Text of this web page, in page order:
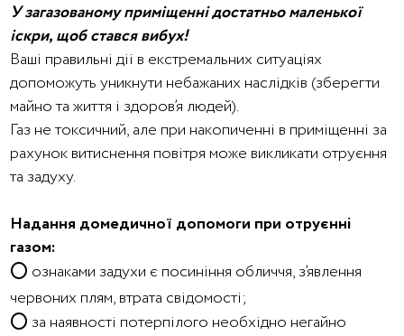
У загазованому приміщенні достатньо маленької
іскри, щоб стався вибух!
Ваші правильні дії в екстремальних ситуаціях
допоможуть уникнути небажаних наслідків (зберегти
майно та життя і здоров’я людей).
Газ не токсичний, але при накопиченні в приміщенні за
рахунок витиснення повітря може викликати отруєння
та задуху.
Надання домедичної допомоги при отруєнні
газом:
⭕ ознаками задухи є посиніння обличчя, з’явлення
червоних плям, втрата свідомості;
⭕ за наявності потерпілого необхідно негайно